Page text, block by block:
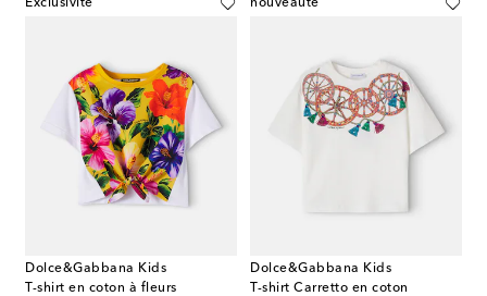
Exclusivité
Dolce&Gabbana Kids
T-shirt en coton à fleurs
nouveauté
Dolce&Gabbana Kids
T-shirt Carretto en coton